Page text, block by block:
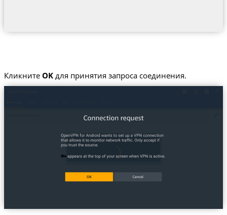
Кликните OKдля принятия запроса соединения.